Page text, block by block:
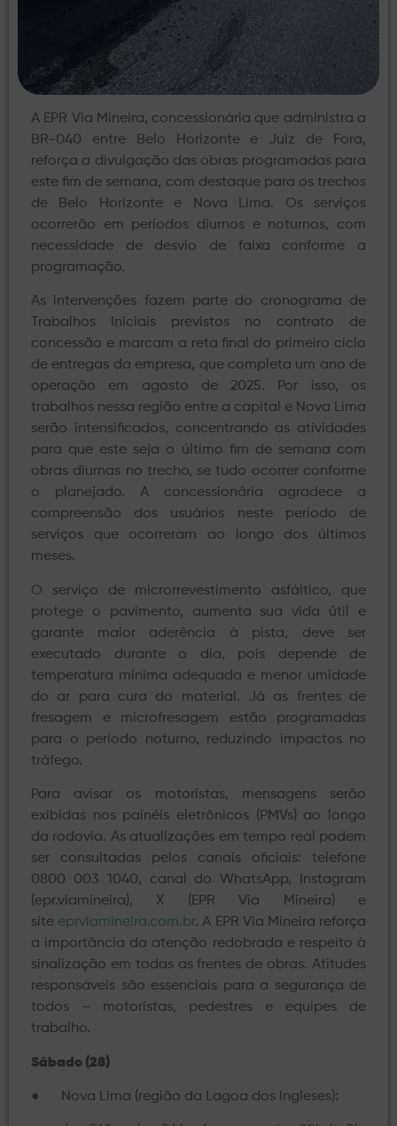
A EPR Via Mineira, concessionária que administra a
BR-040 entre Belo Horizonte e Juiz de Fora,
reforça a divulgação das obras programadas para
este fim de semana, com destaque para os trechos
de Belo Horizonte e Nova Lima. Os serviços
ocorrerão em períodos diurnos e noturnos, com
necessidade de desvio de faixa conforme a
programação.
As intervenções fazem parte do cronograma de
Trabalhos Iniciais previstos no contrato de
concessão e marcam a reta final do primeiro ciclo
de entregas da empresa, que completa um ano de
operação em agosto de 2025. Por isso, os
trabalhos nessa região entre a capital e Nova Lima
serão intensificados, concentrando as atividades
para que este seja o último fim de semana com
obras diurnas no trecho, se tudo ocorrer conforme
o planejado. A concessionária agradece a
compreensão dos usuários neste período de
serviços que ocorreram ao longo dos últimos
meses.
O serviço de microrrevestimento asfáltico, que
protege o pavimento, aumenta sua vida útil e
garante maior aderência à pista, deve ser
executado durante o dia, pois depende de
temperatura mínima adequada e menor umidade
do ar para cura do material. Já as frentes de
fresagem e microfresagem estão programadas
para o período noturno, reduzindo impactos no
tráfego.
Para avisar os motoristas, mensagens serão
exibidas nos painéis eletrônicos (PMVs) ao longo
da rodovia. As atualizações em tempo real podem
ser consultadas pelos canais oficiais: telefone
0800 003 1040, canal do WhatsApp, Instagram
(epr.viamineira), X (EPR Via Mineira) e
site eprviamineira.com.br. A EPR Via Mineira reforça
a importância da atenção redobrada e respeito à
sinalização em todas as frentes de obras. Atitudes
responsáveis são essenciais para a segurança de
todos – motoristas, pedestres e equipes de
trabalho.
Sábado (28)
● Nova Lima (região da Lagoa dos Ingleses):